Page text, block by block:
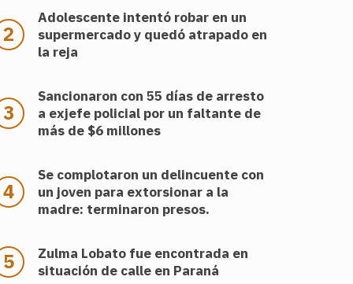
Adolescente intentó robar en un
supermercado y quedó atrapado en
la reja
Sancionaron con 55 días de arresto
a exjefe policial por un faltante de
más de $6 millones
Se complotaron un delincuente con
un joven para extorsionar a la
madre: terminaron presos.
Zulma Lobato fue encontrada en
situación de calle en Paraná